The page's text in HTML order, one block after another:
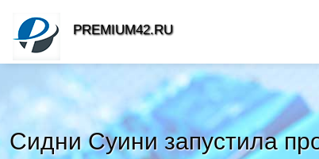
Сидни Суини запустила
PREMIUM42.RU